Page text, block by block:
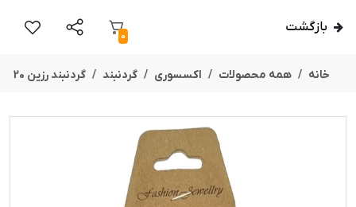
بازگشت
0
خانه همه محصولات اکسسوری گردنبند گردنبند رزین 20